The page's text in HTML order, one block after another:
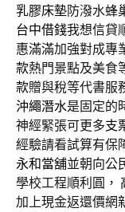
乳膠床墊防潑水蜂
台中借錢我想信貸
惠滿滿加強對成專
款熱門景點及美食
款贈與稅等代書服
沖繩潛水是固定的
神經緊張可更多支
經驗請看試算有保
永和當舖並朝向公
學校工程順利圓，
加上現金返還價網